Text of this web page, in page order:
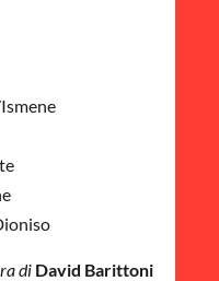
di David Barittoni